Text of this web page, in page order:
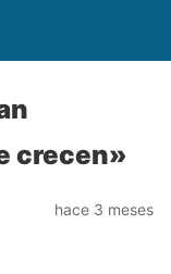
crecen»
hace 3 meses